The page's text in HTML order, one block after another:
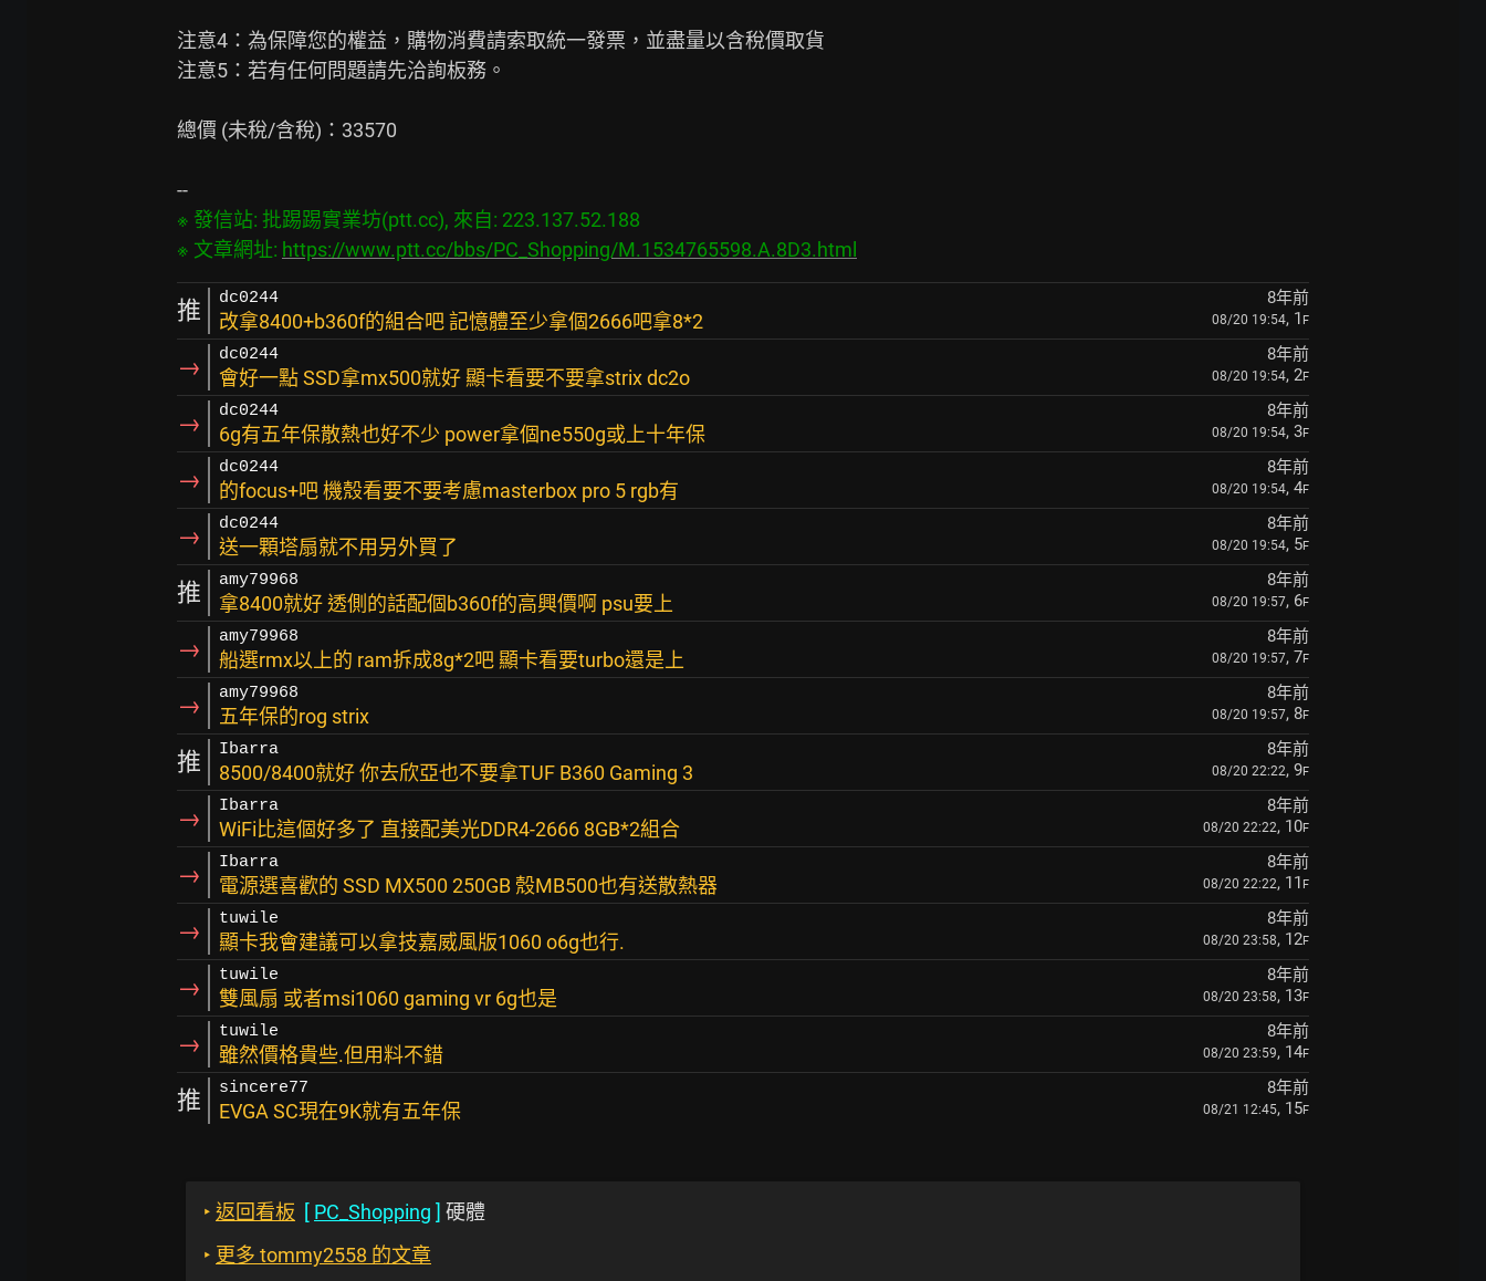
注意4：為保障您的權益，購物消費請索取統一發票，並盡量以含稅價取貨
注意5：若有任何問題請先洽詢板務。
總價 (未稅/含稅)：33570
※ 發信站: 批踢踢實業坊(ptt.cc), 來自: 223.137.52.188
※ 文章網址: https://www.ptt.cc/bbs/PC_Shopping/M.1534765598.A.8D3.html
推 dc0244 8年前
改拿8400+b360f的組合吧 記憶體至少拿個2666吧拿8*2 08/20 19:54, 1 F
→ dc0244 8年前
會好一點 SSD拿mx500就好 顯卡看要不要拿strix dc2o 08/20 19:54, 2F
→ dc0244 8年前
6g有五年保散熱也好不少 power拿個ne550g或上十年保 08/20 19:54, 3F
→ dc0244 8年前
的focus+吧 機殼看要不要考慮masterbox pro 5 rgb有 08/20 19:54, 4F
→ dc0244 8年前
送一顆塔扇就不用另外買了 08/20 19:54, 5F
推 amy79968 8年前
拿8400就好 透側的話配個b360f的高興價啊 psu要上 08/20 19:57, 6F
→ amy79968 8年前
船選rmx以上的 ram拆成8g*2吧 顯卡看要turbo還是上 08/20 19:57, 7F
→ amy79968 8年前
五年保的rog strix 08/20 19:57, 8F
推 Ibarra 8年前
8500/8400就好 你去欣亞也不要拿TUF B360 Gaming 3 08/20 22:22, 9F
→ Ibarra 8年前
WiFi比這個好多了 直接配美光DDR4-2666 8GB*2組合 08/20 22:22, 10F
→ Ibarra 8年前
電源選喜歡的 SSD MX500 250GB 殼MB500也有送散熱器 08/20 22:22, 11 F
→ tuwile 8年前
顯卡我會建議可以拿技嘉威風版1060 o6g也行. 08/20 23:58, 12F
→ tuwile 8年前
雙風扇 或者msi1060 gaming vr 6g也是 08/20 23:58, 13F
→ tuwile 8年前
雖然價格貴些.但用料不錯 08/20 23:59, 14F
推 sincere77 8年前
EVGA SC現在9K就有五年保 08/21 12:45, 15F
‣ 返回看板 [ PC_Shopping ] 硬體
‣ 更多 tommy2558 的文章